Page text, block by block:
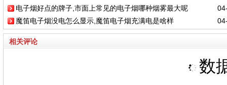
电子烟好点的牌子,市面上常见的电子烟哪种烟雾最大呢
魔笛电子烟没电怎么显示,魔笛电子烟充满电是啥样
相关评论
数